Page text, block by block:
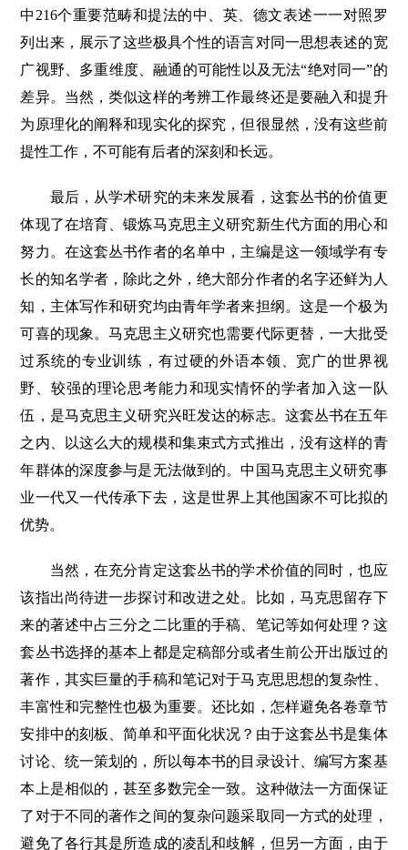
中216个重要范畴和提法的中、英、德文表述一一对照罗
列出来，展示了这些极具个性的语言对同一思想表述的宽
广视野、多重维度、融通的可能性以及无法“绝对同一”的
差异。当然，类似这样的考辨工作最终还是要融入和提升
为原理化的阐释和现实化的探究，但很显然，没有这些前
提性工作，不可能有后者的深刻和长远。
最后，从学术研究的未来发展看，这套丛书的价值更
体现了在培育、锻炼马克思主义研究新生代方面的用心和
努力。在这套丛书作者的名单中，主编是这一领域学有专
长的知名学者，除此之外，绝大部分作者的名字还鲜为人
知，主体写作和研究均由青年学者来担纲。这是一个极为
可喜的现象。马克思主义研究也需要代际更替，一大批受
过系统的专业训练，有过硬的外语本领、宽广的世界视
野、较强的理论思考能力和现实情怀的学者加入这一队
伍，是马克思主义研究兴旺发达的标志。这套丛书在五年
之内、以这么大的规模和集束式方式推出，没有这样的青
年群体的深度参与是无法做到的。中国马克思主义研究事
业一代又一代传承下去，这是世界上其他国家不可比拟的
优势。
当然，在充分肯定这套丛书的学术价值的同时，也应
该指出尚待进一步探讨和改进之处。比如，马克思留存下
来的著述中占三分之二比重的手稿、笔记等如何处理？这
套丛书选择的基本上都是定稿部分或者生前公开出版过的
著作，其实巨量的手稿和笔记对于马克思思想的复杂性、
丰富性和完整性也极为重要。还比如，怎样避免各卷章节
安排中的刻板、简单和平面化状况？由于这套丛书是集体
讨论、统一策划的，所以每本书的目录设计、编写方案基
本上是相似的，甚至多数完全一致。这种做法一方面保证
了对于不同的著作之间的复杂问题采取同一方式的处理，
避免了各行其是所造成的凌乱和歧解，但另一方面，由于